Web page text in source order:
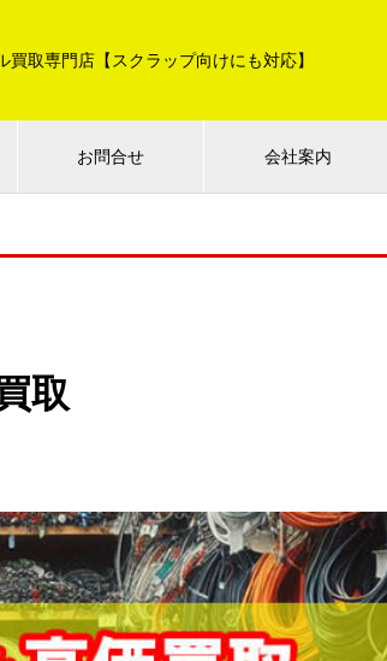
取専門店【スクラップ向けにも対応】
お問合せ 会社案内
取